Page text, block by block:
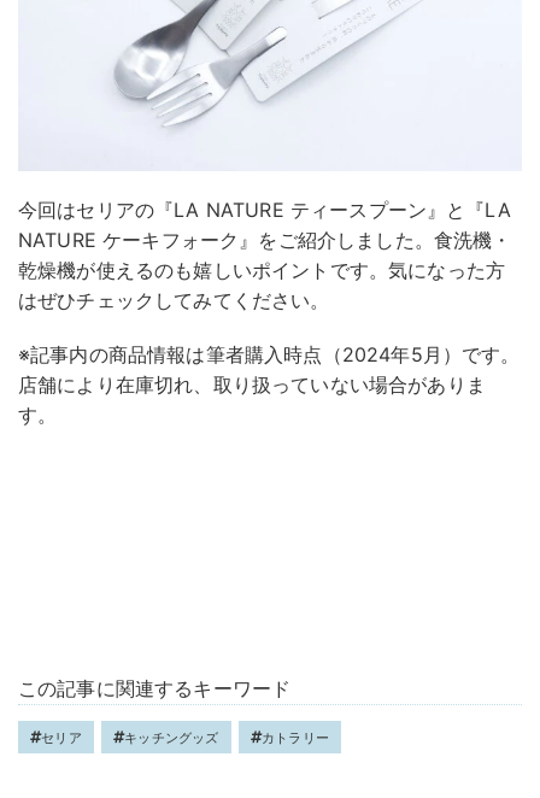
今回はセリアの『LA NATURE ティースプーン』と『LA
NATURE ケーキフォーク』をご紹介しました。食洗機・
乾燥機が使えるのも嬉しいポイントです。気になった方
はぜひチェックしてみてください。
※記事内の商品情報は筆者購入時点（2024年5月）です。
店舗により在庫切れ、取り扱っていない場合がありま
す。
この記事に関連するキーワード
セリア キッチングッズ カトラリー